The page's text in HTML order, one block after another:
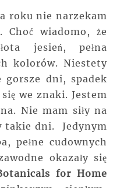
roku nie narzekam
Choć wiadomo, że
jesień, pełna
kolorów. Niestety
gorsze dni, spadek
we znaki. Jestem
Nie mam siły na
takie dni. Jedynym
pełne cudownych
okazały się
for Home